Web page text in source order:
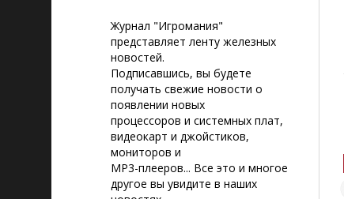
Журнал "Игромания"
представляет ленту железных
новостей.
Подписавшись, вы будете
получать свежие новости о
появлении новых
процессоров и системных плат,
видеокарт и джойстиков,
мониторов и
MP3-плееров... Все это и многое
другое вы увидите в наших